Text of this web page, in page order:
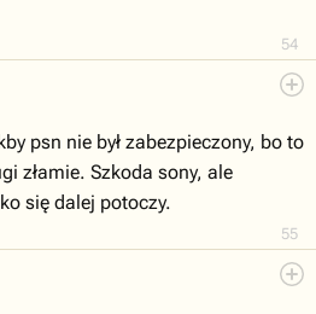
54
55
psn nie był zabezpieczony, bo to
złamie. Szkoda sony, ale
się dalej potoczy.